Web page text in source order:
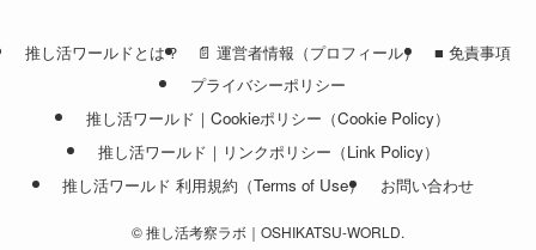
推し活ワールドとは？ 📄 運営者情報（プロフィール）
■ 免責事項
プライバシーポリシー
推し活ワールド｜Cookieポリシー（Cookie Policy）
推し活ワールド｜リンクポリシー（Link Policy）
推し活ワールド 利用規約（Terms of Use）
お問い合わせ
©推し活考察ラボ｜OSHIKATSU-WORLD.